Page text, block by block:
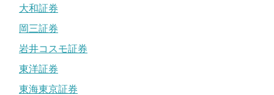
大和証券
岡三証券
岩井コスモ証券
東洋証券
東海東京証券